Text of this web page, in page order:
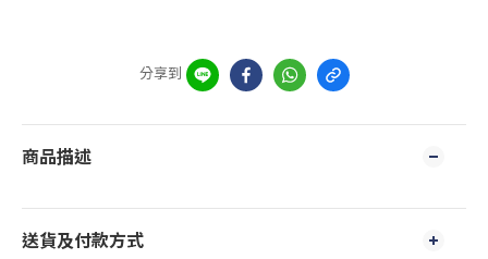
分享到
商品描述
送貨及付款方式